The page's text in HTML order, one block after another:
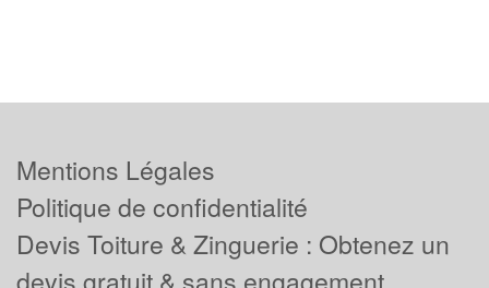
Mentions Légales
Politique de confidentialité
Devis Toiture & Zinguerie : Obtenez un